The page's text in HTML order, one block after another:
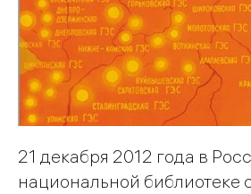
21 декабря 2012 года в
национальной библиотеке